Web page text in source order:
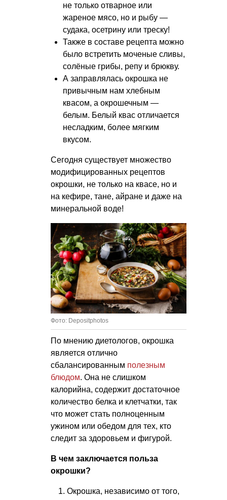
не только отварное или
жареное мясо, но и рыбу —
судака, осетрину или треску!
Также в составе рецепта можно
было встретить моченые сливы,
солёные грибы, репу и брюкву.
А заправлялась окрошка не
привычным нам хлебным
квасом, а окрошечным —
белым. Белый квас отличается
несладким, более мягким
вкусом.
Сегодня существует множество
модифицированных рецептов
окрошки, не только на квасе, но и
на кефире, тане, айране и даже на
минеральной воде!
Фото: Depositphotos
По мнению диетологов, окрошка
является отлично
сбалансированным полезным
блюдом. Она не слишком
калорийна, содержит достаточное
количество белка и клетчатки, так
что может стать полноценным
ужином или обедом для тех, кто
следит за здоровьем и фигурой.
В чем заключается польза
окрошки?
Окрошка, независимо от того,